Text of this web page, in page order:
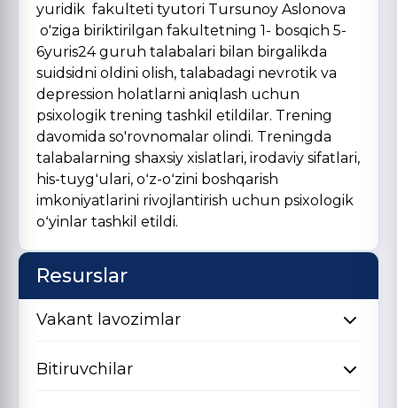
yuridik fakulteti tyutori Tursunoy Aslonova
o'ziga biriktirilgan fakultetning 1- bosqich 5-
6yuris24 guruh talabalari bilan birgalikda
suidsidni oldini olish, talabadagi nevrotik va
depression holatlarni aniqlash uchun
psixologik trening tashkil etildilar. Trening
davomida so'rovnomalar olindi. Treningda
talabalarning shaxsiy xislatlari, irodaviy sifatlari,
his-tuygʻulari, oʻz-oʻzini boshqarish
imkoniyatlarini rivojlantirish uchun psixologik
oʻyinlar tashkil etildi.
Resurslar
Vakant lavozimlar
Bitiruvchilar